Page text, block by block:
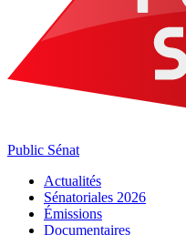
Public Sénat
Actualités
Sénatoriales 2026
Émissions
Documentaires